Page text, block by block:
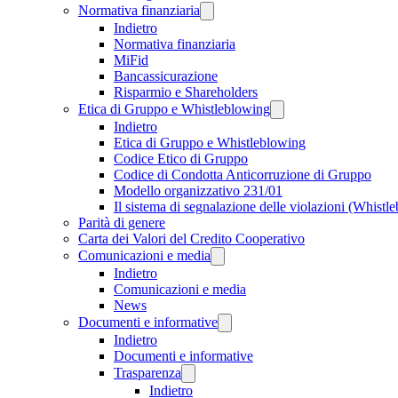
Normativa finanziaria
Indietro
Normativa finanziaria
MiFid
Bancassicurazione
Risparmio e Shareholders
Etica di Gruppo e Whistleblowing
Indietro
Etica di Gruppo e Whistleblowing
Codice Etico di Gruppo
Codice di Condotta Anticorruzione di Gruppo
Modello organizzativo 231/01
Il sistema di segnalazione delle violazioni
Parità di genere
Carta dei Valori del Credito Cooperativo
Comunicazioni e media
Indietro
Comunicazioni e media
News
Documenti e informative
Indietro
Documenti e informative
Trasparenza
Indietro